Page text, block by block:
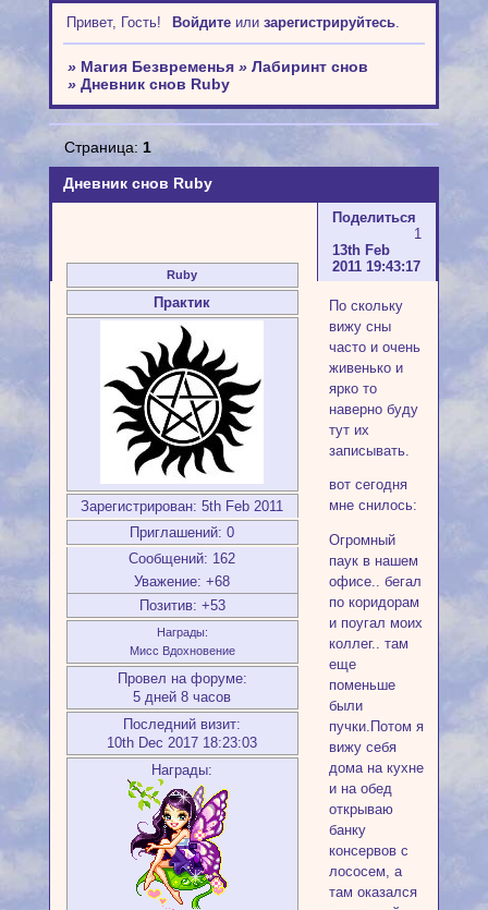
Привет, Гость! Войдитеили зарегистрируйтесь.
» Магия Безвременья » Лабиринт снов
» Дневник снов Ruby
Дневник снов Ruby
Страница: 1
Поделиться
1
13th Feb
2011 19:43:17
Ruby
Практик
Зарегистрирован: 5th Feb 2011
Приглашений: 0
Сообщений: 162
Уважение: +68
Позитив: +53
Награды:
Мисс Вдохновение
Провел на форуме:
5 дней 8 часов
Последний визит:
10th Dec 2017 18:23:03
Награды:
По скольку
вижу сны
часто и очень
живенько и
ярко то
наверно буду
тут их
записывать.
вот сегодня
мне снилось:
Огромный
паук в нашем
офисе.. бегал
по коридорам
и поугал моих
коллег.. там
еще
поменьше
были
пучки.Потом я
вижу себя
дома на кухне
и на обед
открываю
банку
консервов с
лососем, а
там оказался